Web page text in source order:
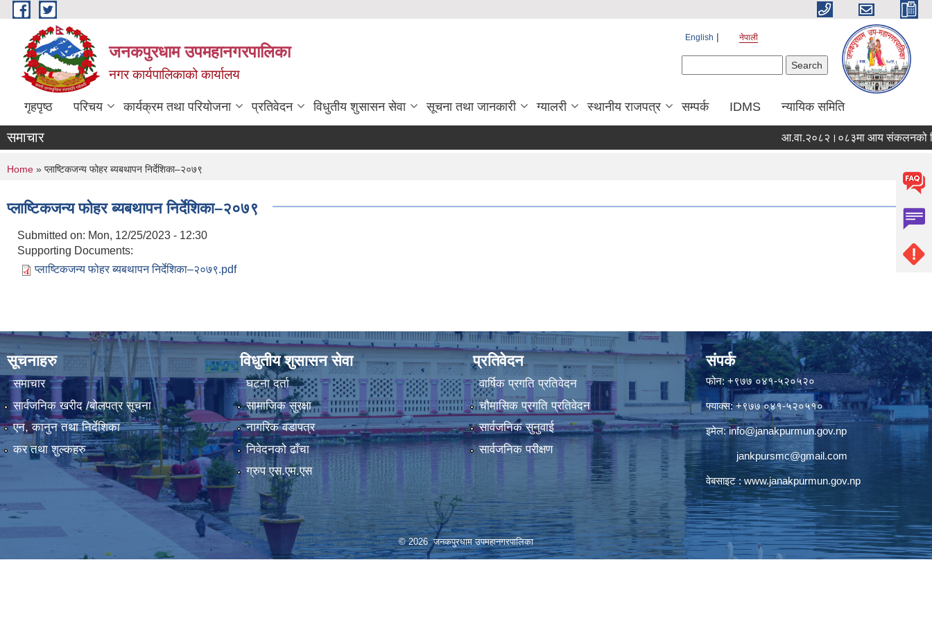
Skip to main content
जनकपुरधाम उपमहानगरपालिका
नगर कार्यपालिकाको कार्यालय
English नेपाली
गृहपृष्ठ परिचय कार्यक्रम तथा परियोजना प्रतिवेदन विधुतीय शुसासन सेवा सूचना तथा जानकारी ग्यालरी स्थानीय राजपत्र सम्पर्क IDMS न्यायिक समिति
समाचार आ.वा.२०८२।०८३मा आय संकलनको
You are here
Home » प्लाष्टिकजन्य फोहर ब्यबथापन निर्देशिका–२०७९
प्लाष्टिकजन्य फोहर ब्यबथापन निर्देशिका–२०७९
Submitted on: Mon, 12/25/2023 - 12:30
Supporting Documents:
प्लाष्टिकजन्य फोहर ब्यबथापन निर्देशिका–२०७९.pdf
सूचनाहरु
समाचार
सार्वजनिक खरीद /बोलपत्र सूचना
एन, कानुन तथा निर्देशिका
कर तथा शुल्कहरु
विधुतीय शुसासन सेवा
घटना दर्ता
सामाजिक सुरक्षा
नागरिक वडापत्र
निवेदनको ढाँचा
ग्रुप एस.एम.एस
प्रतिवेदन
वार्षिक प्रगति प्रतिवेदन
चौमासिक प्रगति प्रतिवेदन
सार्वजनिक सुनुवाई
सार्वजनिक परीक्षण
संपर्क
फोन: +९७७ ०४१-५२०५२०
फ्याक्स: +९७७ ०४१-५२०५१०
इमेल:info@janakpurmun.gov.np
jankpursmc@gmail.com
वेबसाइट :www.janakpurmun.gov.np
© 2026 जनकपुरधाम उपमहानगरपालिका